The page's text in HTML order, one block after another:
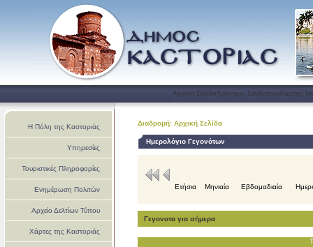
Αρχική ΣελίδαΧρήσιμοι ΣύνδεσμοιΧάρτης
Η Πόλη της Καστοριάς
Υπηρεσίες
Τουριστικές Πληροφορίες
Ενημέρωση Πολιτών
Αρχείο Δελτίων Τύπου
Χάρτες της Καστοριάς
Διαδρομή: Αρχική Σελίδα
Ημερολόγιο Γεγονότων
Ετήσια Μηνιαία Εβδομαδιαία
Γεγονοτα για σήμερα